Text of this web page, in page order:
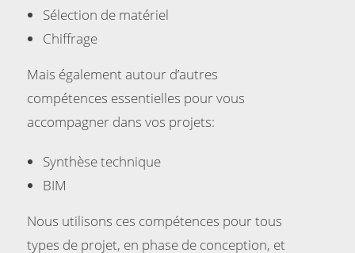
Sélection de matériel
Chiffrage
Mais également autour d’autres
compétences essentielles pour vous
accompagner dans vos projets:
Synthèse technique
BIM
Nous utilisons ces compétences pour tous
types de projet, en phase de conception, et